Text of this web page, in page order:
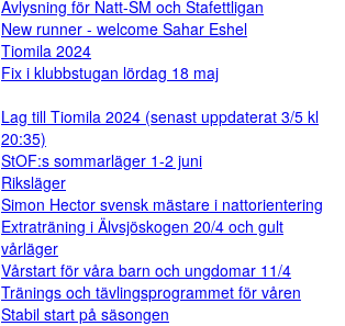
Avlysning för Natt-SM och Stafettligan
New runner - welcome Sahar Eshel
Tiomila 2024
Fix i klubbstugan lördag 18 maj
Lag till Tiomila 2024 (senast uppdaterat 3/5 kl
20:35)
StOF:s sommarläger 1-2 juni
Riksläger
Simon Hector svensk mästare i nattorientering
Extraträning i Älvsjöskogen 20/4 och gult
vårläger
Vårstart för våra barn och ungdomar 11/4
Tränings och tävlingsprogrammet för våren
Stabil start på säsongen